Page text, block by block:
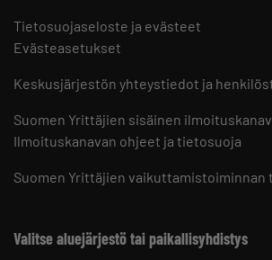
Tietosuojaseloste ja evästeet
Evästeasetukset
Keskusjärjestön yhteystiedot ja
Suomen Yrittäjien sisäinen
Ilmoituskanavan ohjeet ja tietosuoja
Suomen Yrittäjien
Valitse aluejärjestö tai paikallisyhdistys